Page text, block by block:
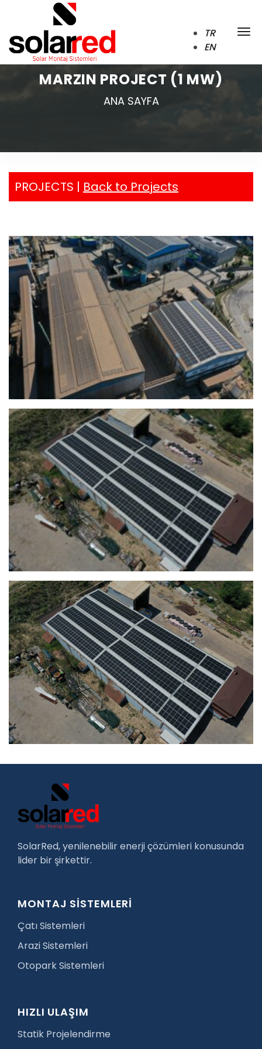
TR
EN
MARZIN PROJECT (1 MW)
ANA SAYFA
PROJECTS | Back to Projects
SolarRed, yenilenebilir enerji çözümleri konusunda
lider bir şirkettir.
MONTAJ SİSTEMLERİ
Çatı Sistemleri
Arazi Sistemleri
Otopark Sistemleri
HIZLI ULAŞIM
Statik Projelendirme